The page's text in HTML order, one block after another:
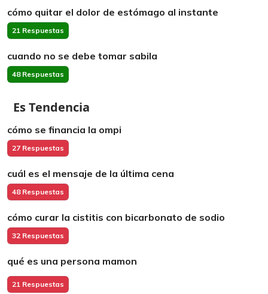
cómo quitar el dolor de estómago al instante
21 Respuestas
cuando no se debe tomar sabila
48 Respuestas
Es Tendencia
cómo se financia la ompi
27 Respuestas
cuál es el mensaje de la última cena
48 Respuestas
cómo curar la cistitis con bicarbonato de sodio
32 Respuestas
qué es una persona mamon
21 Respuestas